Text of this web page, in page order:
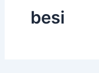
besi